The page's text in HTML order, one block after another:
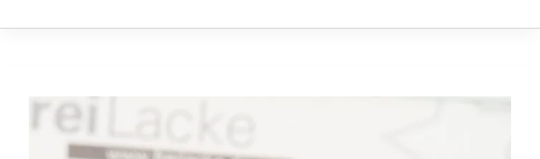
Andreas
Hepting